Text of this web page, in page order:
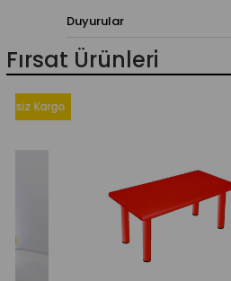
Duyurular
Fırsat Ürünleri